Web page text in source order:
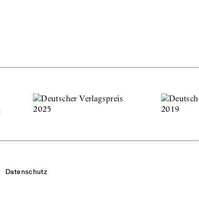
Datenschutz